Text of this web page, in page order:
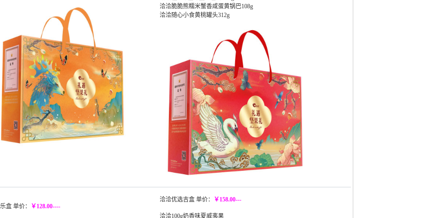
洽洽脆脆熊糯米蟹香咸蛋黄锅巴108g
洽洽随心小食黄桃罐头312g
盒 单价： ￥128.00----
洽洽优选吉盒 单价： ￥158.00---
洽洽100g奶香味夏威夷果